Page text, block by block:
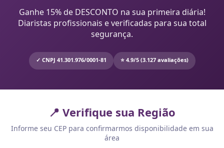
Ganhe 15% de DESCONTO na sua primeira diária!
Diaristas profissionais e verificadas para sua total
segurança.
✓ CNPJ 41.301.976/0001-81 ⭐ 4.9/5 (3.127 avaliações)
📍 Verifique sua Região
Informe seu CEP para confirmarmos disponibilidade em sua
área